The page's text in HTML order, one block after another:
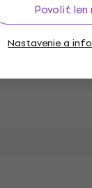
Povoliť len
Nastavenie a